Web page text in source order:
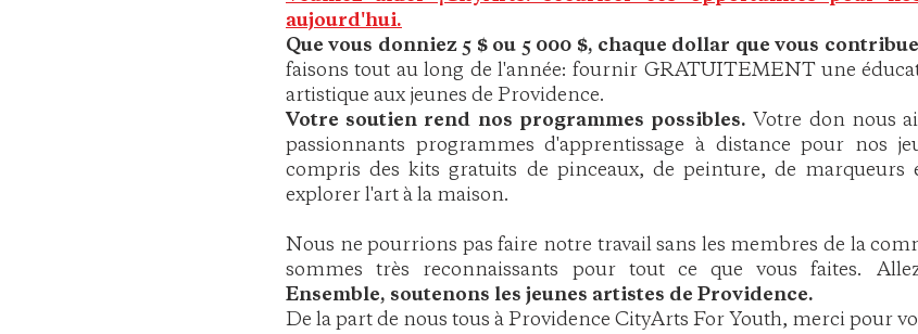
aujourd'hui.
Que vous donniez 5 $ ou 5 000 $, chaque dollar que vous
faisons tout au long de l'année: fournir GRATUITEMENT une
artistique aux jeunes de Providence.
Votre soutien rend nos programmes possibles. Votre don nous
passionnants programmes d'apprentissage à distance pour nos
compris des kits gratuits de pinceaux, de peinture, de marqueurs
explorer l'art à la maison.
Nous ne pourrions pas faire notre travail sans les membres de la
sommes très reconnaissants pour tout ce que vous faites.
Ensemble, soutenons les jeunes artistes de Providence.
De la part de nous tous à Providence CityArts For Youth, merci pour